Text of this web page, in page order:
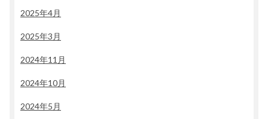
2025年4月
2025年3月
2024年11月
2024年10月
2024年5月